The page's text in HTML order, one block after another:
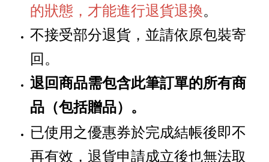
的狀態，才能進行退貨退換。
不接受部分退貨，並請依原包裝寄
回。
退回商品需包含此筆訂單的所有商
品 （包括贈品） 。
已使用之優惠券於完成結帳後即不
再有效，退貨申請成立後也無法取